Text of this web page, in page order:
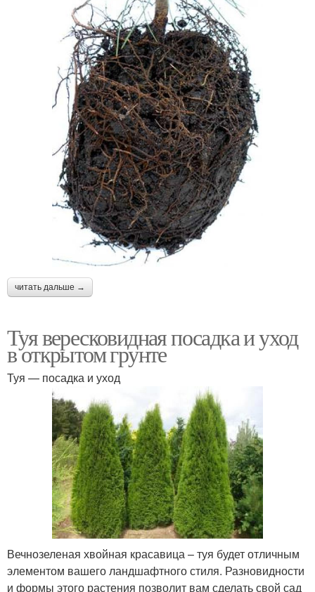
читать дальше →
Туя вересковидная посадка и уход
в открытом грунте
Туя — посадка и уход
Вечнозеленая хвойная красавица – туя будет отличным
элементом вашего ландшафтного стиля. Разновидности
и формы этого растения позволит вам сделать свой сад